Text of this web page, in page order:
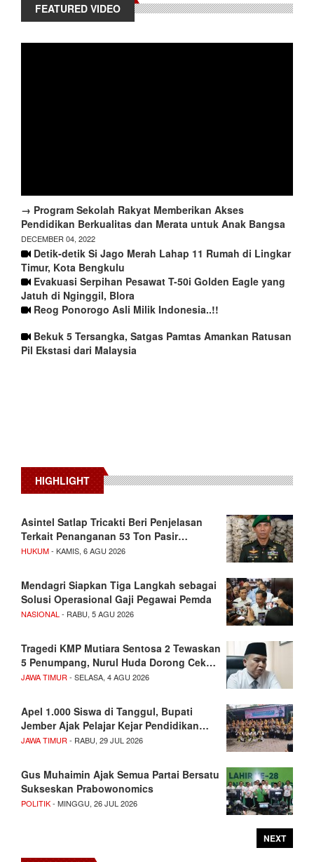
FEATURED VIDEO
→ Program Sekolah Rakyat Memberikan Akses
Pendidikan Berkualitas dan Merata untuk Anak Bangsa
DECEMBER 04, 2022
Detik-detik Si Jago Merah Lahap 11 Rumah di Lingkar
Timur, Kota Bengkulu
Evakuasi Serpihan Pesawat T-50i Golden Eagle yang
Jatuh di Nginggil, Blora
Reog Ponorogo Asli Milik Indonesia..!!
Bekuk 5 Tersangka, Satgas Pamtas Amankan Ratusan
Pil Ekstasi dari Malaysia
HIGHLIGHT
Asintel Satlap Tricakti Beri Penjelasan
Terkait Penanganan 53 Ton Pasir…
HUKUM- KAMIS, 6 AGU 2026
Mendagri Siapkan Tiga Langkah sebagai
Solusi Operasional Gaji Pegawai Pemda
NASIONAL - RABU, 5 AGU 2026
Tragedi KMP Mutiara Sentosa 2 Tewaskan
5 Penumpang, Nurul Huda Dorong Cek…
JAWA TIMUR - SELASA, 4 AGU 2026
Apel 1.000 Siswa di Tanggul, Bupati
Jember Ajak Pelajar Kejar Pendidikan…
JAWA TIMUR - RABU, 29 JUL 2026
Gus Muhaimin Ajak Semua Partai Bersatu
Sukseskan Prabowonomics
POLITIK- MINGGU, 26 JUL 2026
NEXT